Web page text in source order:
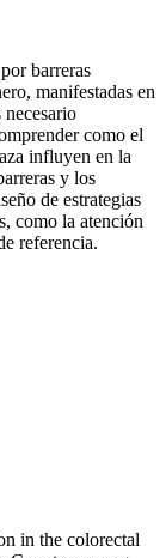
barreras
manifestadas en
como el
influyen en la
y los
de estrategias
como la atención
referencia.
in the colorectal